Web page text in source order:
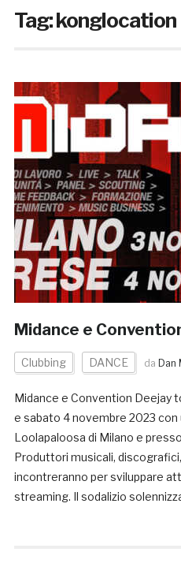
Tag:konglocation
Midance e
Clubbing DANCE da Dan
Midance e Convention Deejay
e sabato 4 novembre 2023
Loolapaloosa di Milano e
Produttori musicali,
incontreranno per sviluppare
streaming. Il sodalizio